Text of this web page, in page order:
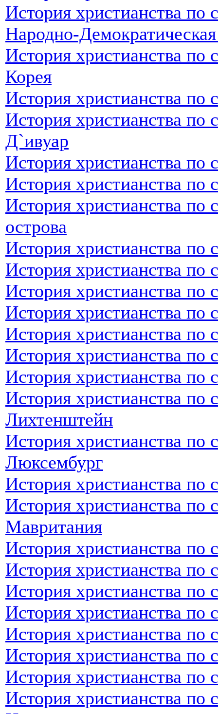
История христианства по
Народно-
История христианства по
Корея
История христианства по
История христианства по
Д`ивуар
История христианства по
История христианства по
История христианства по
острова
История христианства по
История христианства по
История христианства по
История христианства по
История христианства по
История христианства по
История христианства по
История христианства по
Лихтенштейн
История христианства по
Люксембург
История христианства
История христианства по
Мавритания
История христианства по
История христианства
История христианства
История христианства
История христианства
История христианства
История христианства по
История христианства